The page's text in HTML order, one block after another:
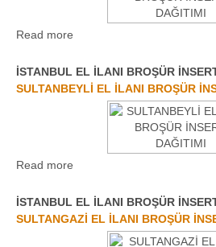
Read more
İSTANBUL EL İLANI BROŞÜR
SULTANBEYLİ EL İLANI BROŞÜR
Read more
İSTANBUL EL İLANI BROŞÜR
SULTANGAZİ EL İLANI BROŞÜR